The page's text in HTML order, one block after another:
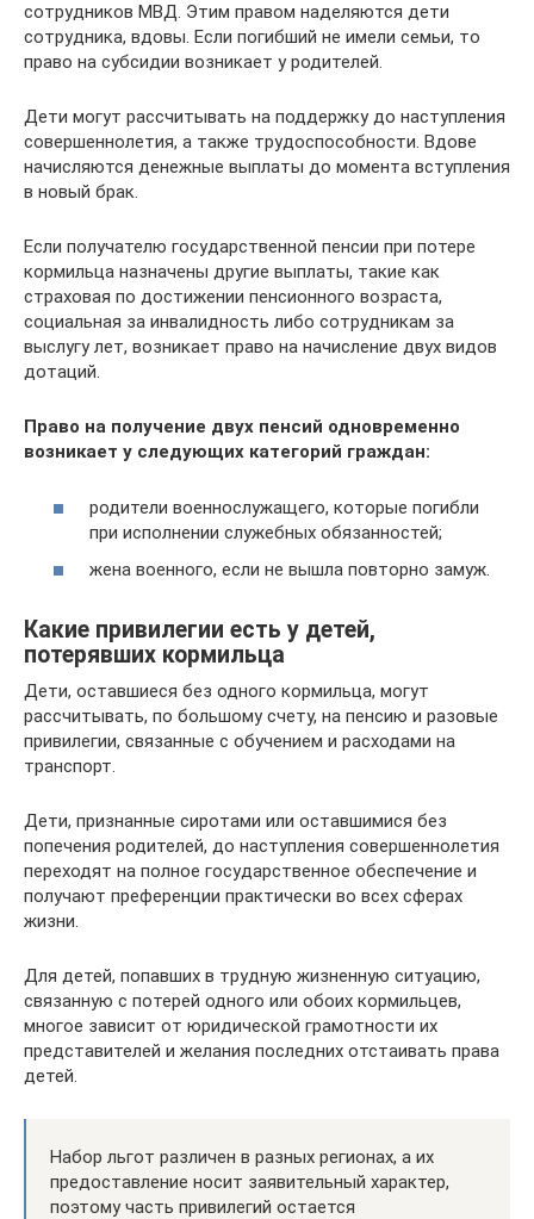
сотрудников МВД. Этим правом наделяются дети
сотрудника, вдовы. Если погибший не имели семьи, то
право на субсидии возникает у родителей.
Дети могут рассчитывать на поддержку до наступления
совершеннолетия, а также трудоспособности. Вдове
начисляются денежные выплаты до момента вступления
в новый брак.
Если получателю государственной пенсии при потере
кормильца назначены другие выплаты, такие как
страховая по достижении пенсионного возраста,
социальная за инвалидность либо сотрудникам за
выслугу лет, возникает право на начисление двух видов
дотаций.
Право на получение двух пенсий одновременно
возникает у следующих категорий граждан:
родители военнослужащего, которые погибли
при исполнении служебных обязанностей;
жена военного, если не вышла повторно замуж.
Какие привилегии есть у детей,
потерявших кормильца
Дети, оставшиеся без одного кормильца, могут
рассчитывать, по большому счету, на пенсию и разовые
привилегии, связанные с обучением и расходами на
транспорт.
Дети, признанные сиротами или оставшимися без
попечения родителей, до наступления совершеннолетия
переходят на полное государственное обеспечение и
получают преференции практически во всех сферах
жизни.
Для детей, попавших в трудную жизненную ситуацию,
связанную с потерей одного или обоих кормильцев,
многое зависит от юридической грамотности их
представителей и желания последних отстаивать права
детей.
Набор льгот различен в разных регионах, а их
предоставление носит заявительный характер,
поэтому часть привилегий остается